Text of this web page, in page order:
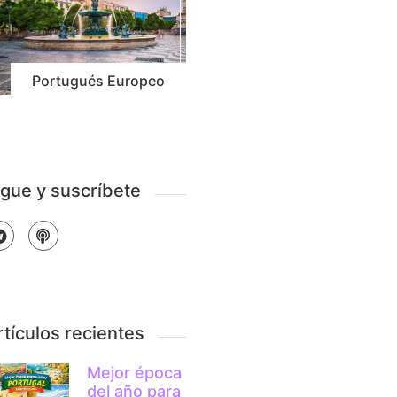
Portugués Europeo
y suscríbete
recientes
Mejor época
del año para